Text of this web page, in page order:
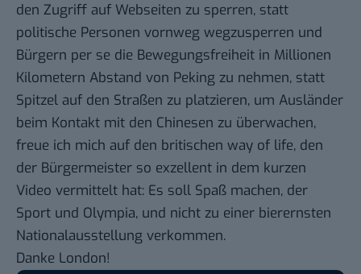
den Zugriff auf Webseiten zu sperren, statt
politische Personen vornweg wegzusperren und
Bürgern per se die Bewegungsfreiheit in Millionen
Kilometern Abstand von Peking zu nehmen, statt
Spitzel auf den Straßen zu platzieren, um Ausländer
beim Kontakt mit den Chinesen zu überwachen,
freue ich mich auf den britischen way of life, den
der Bürgermeister so exzellent in dem kurzen
Video vermittelt hat: Es soll Spaß machen, der
Sport und Olympia, und nicht zu einer bierernsten
Nationalausstellung verkommen.
Danke London!